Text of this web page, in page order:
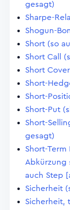
gesagt)
Sharpe-
Shogun-
Short (so
Short Call
Short
Short-
Short-
Short-Put
Short-
gesagt)
Short-Term
Abkürzung
auch Step
Sicherheit
Sicherheit,